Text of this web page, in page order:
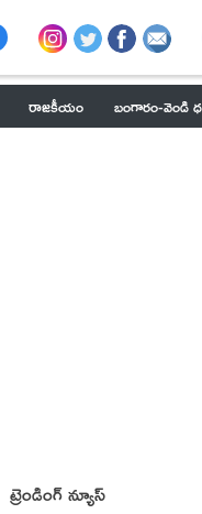
రాజకీయం బంగారం-వెండి
ట్రెండింగ్ న్యూస్